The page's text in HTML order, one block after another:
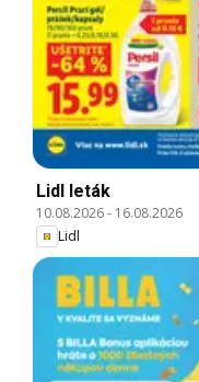
Lidl leták
10.08.2026- 16.08.2026
Lidl